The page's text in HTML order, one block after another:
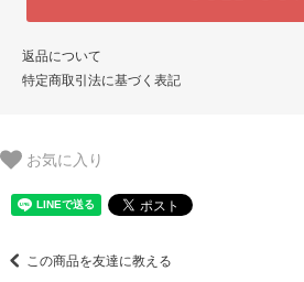
返品について
特定商取引法に基づく表記
お気に入り
この商品を友達に教える